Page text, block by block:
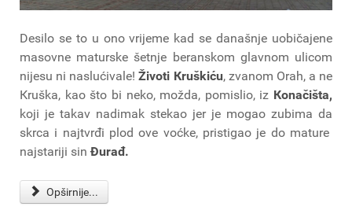
Desilo se to u ono vrijeme kad se današnje uobičajene
masovne maturske šetnje beranskom glavnom ulicom
nijesu ni naslućivale!Životi Кruškiću, zvanom Orah, a ne
Кruška, kao što bi neko, možda, pomislio, iz Кonačišta,
koji je takav nadimak stekao jer je mogao zubima da
skrca i najtvrđi plod ove voćke, pristigao je do mature
najstariji sinĐurađ.
Opširnije...